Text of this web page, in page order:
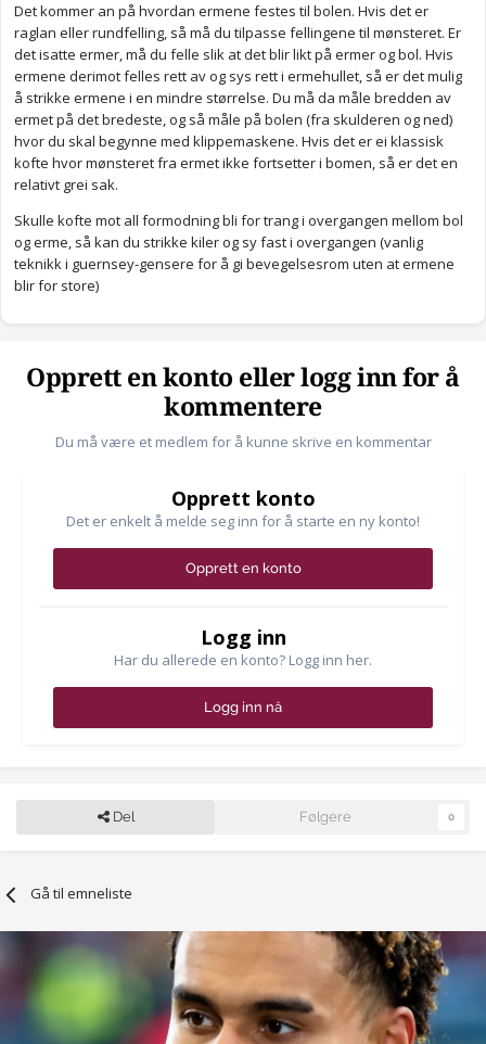
Det kommer an på hvordan ermene festes til bolen. Hvis det er
raglan eller rundfelling, så må du tilpasse fellingene til mønsteret. Er
det isatte ermer, må du felle slik at det blir likt på ermer og bol. Hvis
ermene derimot felles rett av og sys rett i ermehullet, så er det mulig
å strikke ermene i en mindre størrelse. Du må da måle bredden av
ermet på det bredeste, og så måle på bolen (fra skulderen og ned)
hvor du skal begynne med klippemaskene. Hvis det er ei klassisk
kofte hvor mønsteret fra ermet ikke fortsetter i bomen, så er det en
relativt grei sak.
Skulle kofte mot all formodning bli for trang i overgangen mellom bol
og erme, så kan du strikke kiler og sy fast i overgangen (vanlig
teknikk i guernsey-gensere for å gi bevegelsesrom uten at ermene
blir for store)
Opprett en konto eller logg inn for å
kommentere
Du må være et medlem for å kunne skrive en kommentar
Opprett konto
Det er enkelt å melde seg inn for å starte en ny konto!
Opprett en konto
Logg inn
Har du allerede en konto? Logg inn her.
Logg inn nå
Del Følgere 0
Gå til emneliste